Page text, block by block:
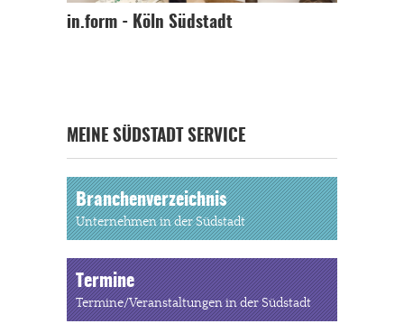
in.form - Köln Südstadt
MEINE SÜDSTADT SERVICE
Branchenverzeichnis
Unternehmen in der Südstadt
Termine
Termine/Veranstaltungen in der Südstadt